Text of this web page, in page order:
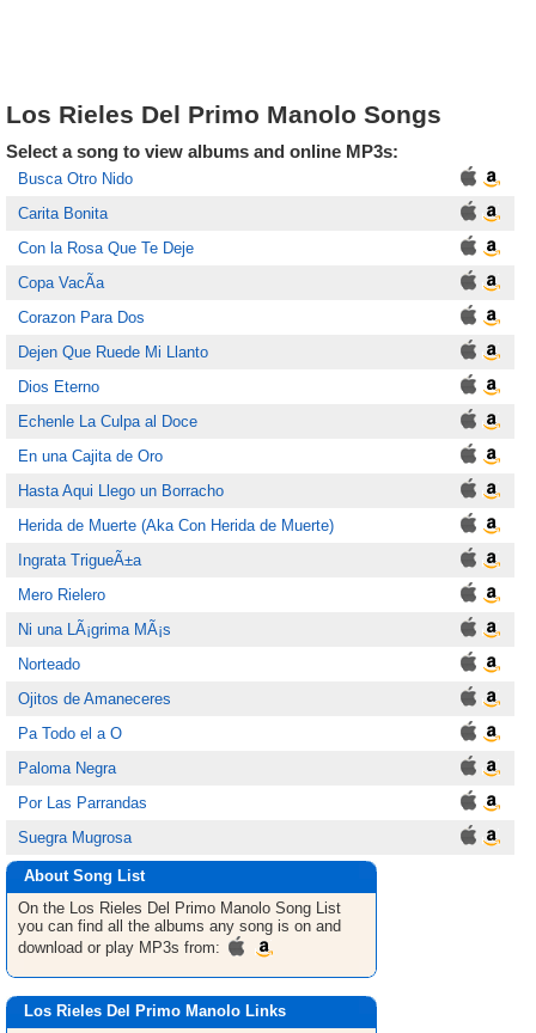
Los Rieles Del Primo Manolo Songs
Select a song to view albums and online MP3s:
Busca Otro Nido
Carita Bonita
Con la Rosa Que Te Deje
Copa VacÃ­a
Corazon Para Dos
Dejen Que Ruede Mi Llanto
Dios Eterno
Echenle La Culpa al Doce
En una Cajita de Oro
Hasta Aqui Llego un Borracho
Herida de Muerte (Aka Con Herida de Muerte)
Ingrata TrigueÃ±a
Mero Rielero
Ni una LÃ¡grima MÃ¡s
Norteado
Ojitos de Amaneceres
Pa Todo el a O
Paloma Negra
Por Las Parrandas
Suegra Mugrosa
About Song List
On the Los Rieles Del Primo Manolo Song List
you can find all the albums any song is on and
download or play MP3s from:
Los Rieles Del Primo Manolo Links